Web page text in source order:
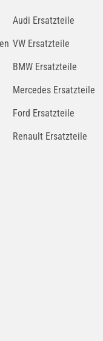
Audi Ersatzteile
VW Ersatzteile
BMW Ersatzteile
Mercedes Ersatzteile
Ford Ersatzteile
Renault Ersatzteile